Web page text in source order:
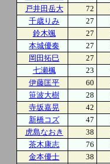
戸井田岳大
72
千歳りみ
27
鈴木颯
27
本城優奏
27
岡田拓巳
27
七瀬楓
23
伊藤匡平
60
笹波大樹
28
寺坂嘉晃
42
新橋コズ
47
虎島なおき
38
茶木康志
76
金本優士
38